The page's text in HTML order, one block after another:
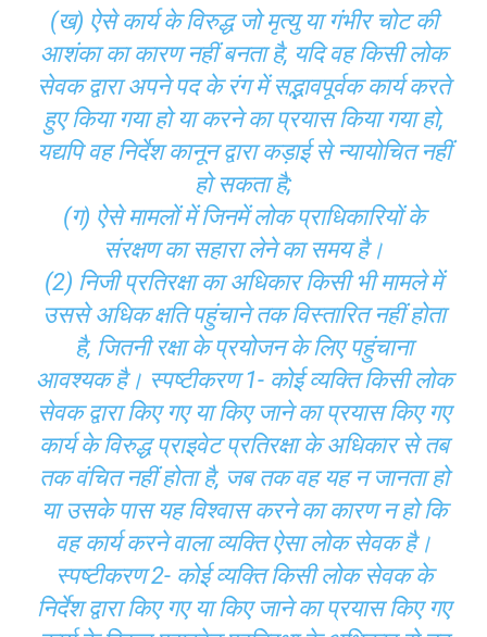
(ख) ऐसे कार्य के विरुद्ध जो मृत्यु या गंभीर चोट की
आशंका का कारण नहीं बनता है, यदि वह किसी लोक
सेवक द्वारा अपने पद के रंग में सद्भावपूर्वक कार्य करते
हुए किया गया हो या करने का प्रयास किया गया हो,
यद्यपि वह निर्देश कानून द्वारा कड़ाई से न्यायोचित नहीं
हो सकता है;
(ग) ऐसे मामलों में जिनमें लोक प्राधिकारियों के
संरक्षण का सहारा लेने का समय है।
(2) निजी प्रतिरक्षा का अधिकार किसी भी मामले में
उससे अधिक क्षति पहुंचाने तक विस्तारित नहीं होता
है, जितनी रक्षा के प्रयोजन के लिए पहुंचाना
आवश्यक है। स्पष्टीकरण 1- कोई व्यक्ति किसी लोक
सेवक द्वारा किए गए या किए जाने का प्रयास किए गए
कार्य के विरुद्ध प्राइवेट प्रतिरक्षा के अधिकार से तब
तक वंचित नहीं होता है, जब तक वह यह न जानता हो
या उसके पास यह विश्वास करने का कारण न हो कि
वह कार्य करने वाला व्यक्ति ऐसा लोक सेवक है।
स्पष्टीकरण 2- कोई व्यक्ति किसी लोक सेवक के
निर्देश द्वारा किए गए या किए जाने का प्रयास किए गए